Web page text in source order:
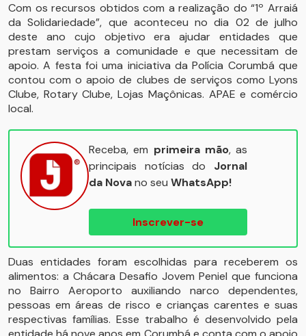
Com os recursos obtidos com a realização do “1º Arraiá
da Solidariedade”, que aconteceu no dia 02 de julho
deste ano cujo objetivo era ajudar entidades que
prestam serviços a comunidade e que necessitam de
apoio. A festa foi uma iniciativa da Polícia Corumbá que
contou com o apoio de clubes de serviços como Lyons
Clube, Rotary Clube, Lojas Maçônicas. APAE e comércio
local.
Receba, em primeira mão, as
principais notícias do Jornal
da Novano seu WhatsApp!
Inscrever-se
Duas entidades foram escolhidas para receberem os
alimentos: a Chácara Desafio Jovem Peniel que funciona
no Bairro Aeroporto auxiliando narco dependentes,
pessoas em áreas de risco e crianças carentes e suas
respectivas famílias. Esse trabalho é desenvolvido pela